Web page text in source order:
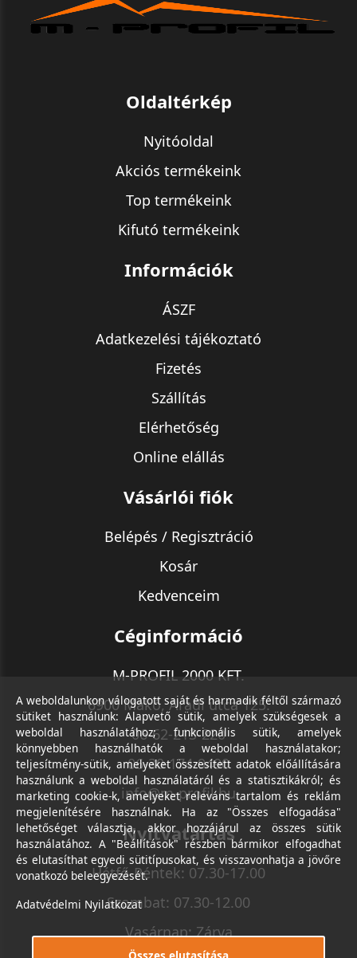
Oldaltérkép
Nyitóoldal
Akciós termékeink
Top termékeink
Kifutó termékeink
Információk
ÁSZF
Adatkezelési tájékoztató
Fizetés
Szállítás
Elérhetőség
Online elállás
Vásárlói fiók
Belépés / Regisztráció
Kosár
Kedvenceim
Céginformáció
M-PROFIL 2000 KFT.
6900 Makó, Aradi utca 125.
06-62-213-220
06-30-174-9490
info@m-profil.hu
Nyitvatartás
Hétfő-Péntek: 07.30-17.00
Szombat: 07.30-12.00
Vasárnap: Zárva
A weboldalunkon válogatott saját és harmadik féltől származó
sütiket használunk: Alapvető sütik, amelyek szükségesek a
weboldal használatához; funkcionális sütik, amelyek
könnyebben használhatók a weboldal használatakor;
teljesítmény-sütik, amelyeket összesített adatok előállítására
használunk a weboldal használatáról és a statisztikákról; és
marketing cookie-k, amelyeket releváns tartalom és reklám
megjelenítésére használnak. Ha az "Összes elfogadása"
lehetőséget választja, akkor hozzájárul az összes sütik
használatához. A "Beállítások" részben bármikor elfogadhat
és elutasíthat egyedi sütitípusokat, és visszavonhatja a jövőre
vonatkozó beleegyezését.
Adatvédelmi Nyilatkozat